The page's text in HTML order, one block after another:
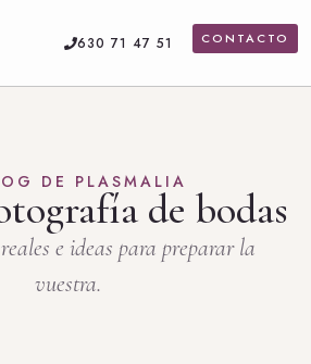
630 71 47 51 CONTACTO
DE PLASMALIA
de bodas
e ideas para preparar la
vuestra.